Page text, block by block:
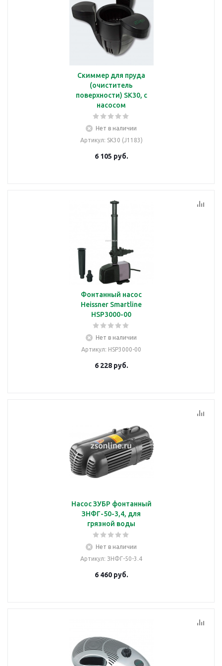
Скиммер для пруда
(очиститель
поверхности) SK30, с
насосом
Нет в наличии
Артикул: SK30 (J1183)
6 105 руб.
Фонтанный насос
Heissner Smartline
HSP3000-00
Нет в наличии
Артикул: HSP3000-00
6 228руб.
Насос ЗУБР фонтанный
ЗНФГ-50-3,4, для
грязной воды
Нет в наличии
Артикул: ЗНФГ-50-3.4
6 460руб.